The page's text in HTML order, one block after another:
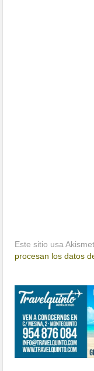
Este sitio usa
procesan los datos